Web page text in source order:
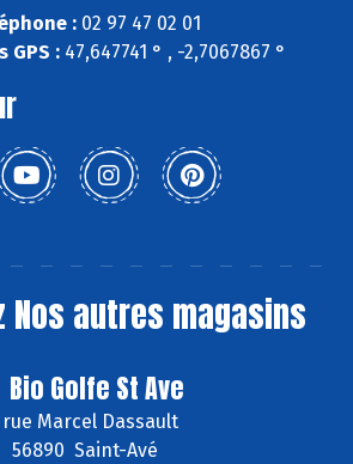
:02 97 47 02 01
GPS :47,647741 ° , -2,7067867 °
Nos autres magasins
Bio Golfe St Ave
rue Marcel Dassault
56890 Saint-Avé